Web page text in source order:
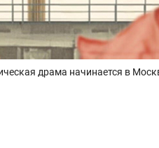
драма начинается в